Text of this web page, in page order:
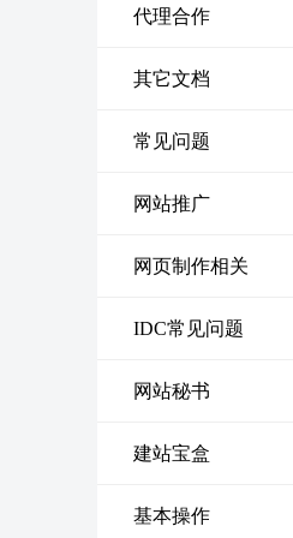
代理合作
其它文档
常见问题
网站推广
网页制作相关
IDC常见问题
网站秘书
建站宝盒
基本操作